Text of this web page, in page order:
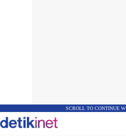
SCROLL TO CONTINUE